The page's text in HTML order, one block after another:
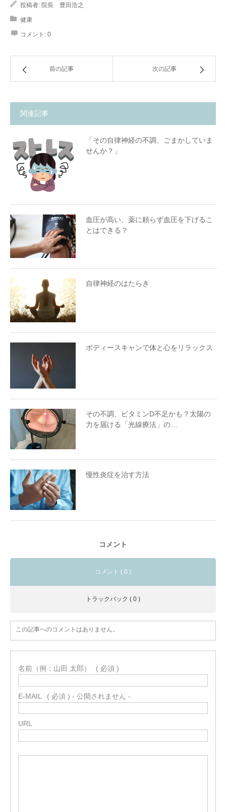
投稿者: 院長 豊田浩之
健康
コメント: 0
前の記事 次の記事
関連記事
「その自律神経の不調、ごまかしていま
せんか？」
血圧が高い、薬に頼らず血圧を下げるこ
とはできる？
自律神経のはたらき
ボディースキャンで体と心をリラックス
その不調、ビタミンD不足かも？太陽の
力を届ける「光線療法」の…
慢性炎症を治す方法
コメント
コメント ( 0 )
トラックバック ( 0 )
この記事へのコメントはありません。
名前（例：山田 太郎） ( 必須 )
E-MAIL ( 必須 ) - 公開されません -
URL
1. 腰痛とサヨナラできる！
2. ポッコリお腹がスッキリ、姿勢が美しく
3. 疲れにくい「省エネな体」に
「一生モノの体」を一緒に作りましょう